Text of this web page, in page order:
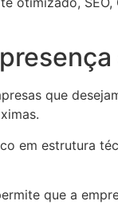
que
em estrutura
que a